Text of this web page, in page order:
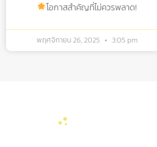
โอกาสสำคัญที่ไม่ควรพลาด!
พฤศจิกายน 26, 2025 3:05 pm